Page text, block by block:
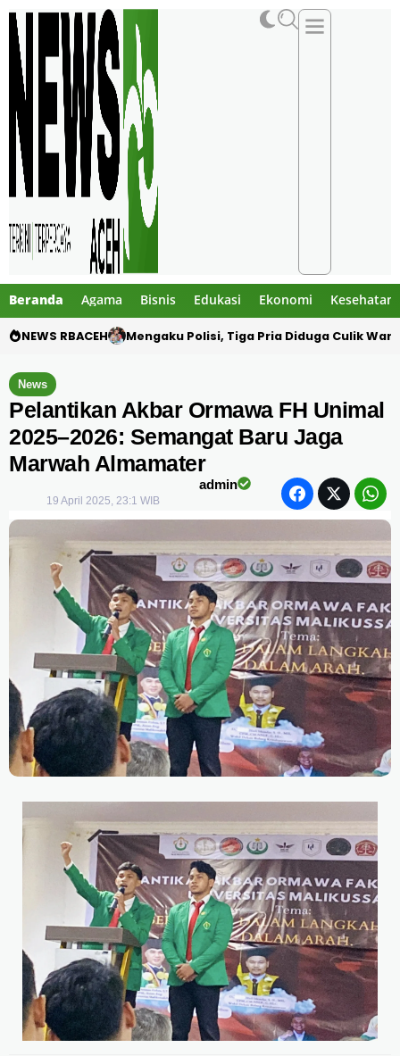
Beranda Agama Bisnis Edukasi Ekonomi Kesehatan
NEWS RBACEH Utang Rp124 Juta Berujung Dugaan
News
Pelantikan Akbar Ormawa FH Unimal
2025–2026: Semangat Baru Jaga
Marwah Almamater
admin
19 April 2025, 23:1 WIB